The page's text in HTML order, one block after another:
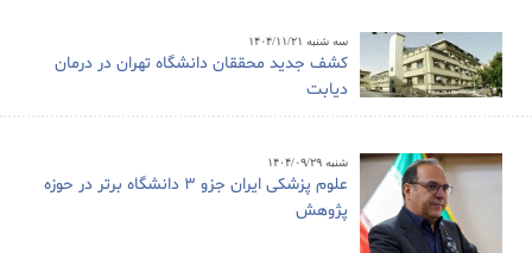
سه شنبه ۱۴۰۴/۱۱/۲۱
کشف جدید محققان دانشگاه تهران در درمان
دیابت
شنبه ۱۴۰۴/۰۹/۲۹
علوم پزشکی ایران جزو ۳ دانشگاه برتر در حوزه
پژوهش